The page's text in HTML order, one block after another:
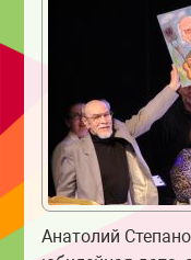
Анатолий